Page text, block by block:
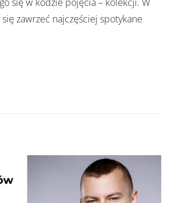
zawrzeć najczęściej spotykane